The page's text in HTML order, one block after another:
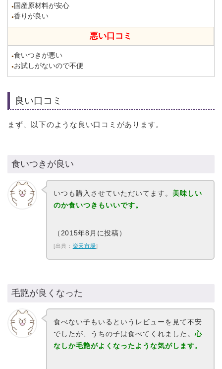
● 国産原材料が安心
●香りが良い
悪い口コミ
●食いつきが悪い
● お試しがないので不便
良い口コミ
まず、以下のような良い口コミがあります。
食いつきが良い
いつも購入させていただいてます。 美味しい
のか食いつきもいいです。
（2015年8月に投稿）
[出典： 楽天市場]
毛艶が良くなった
食べない子もいるというレビューを見て不安
でしたが、うちの子は食べてくれました。 心
なしか毛艶がよくなったような気がします。